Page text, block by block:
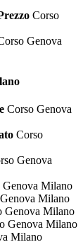
Corso
Genova
Corso Genova
Corso
Genova
Genova Milano
Milano
Genova Milano
Genova Milano
Milano